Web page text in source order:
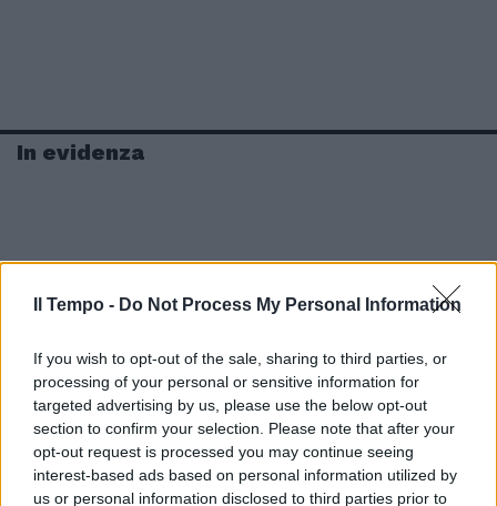
Il Tempo - Do Not Process My Personal Information
If you wish to opt-out of the sale, sharing to third parties, or
processing of your personal or sensitive information for
targeted advertising by us, please use the below opt-out
section to confirm your selection. Please note that after your
opt-out request is processed you may continue seeing
interest-based ads based on personal information utilized by
us or personal information disclosed to third parties prior to
In evidenza